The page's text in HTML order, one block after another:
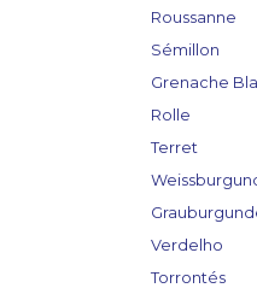
Roussanne
Sémillon
Grenache
Rolle
Terret
Verdelho
Torrontés